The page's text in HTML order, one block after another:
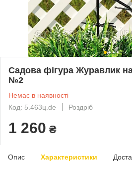
Садова фігура Журавлик
№2
Немає в наявності
Код: 5.463ц.de
Роздріб
1 260 ₴
Опис Характеристики